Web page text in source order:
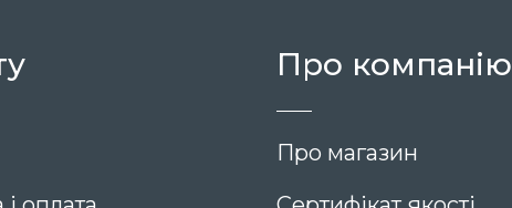
Про компанію
Про магазин